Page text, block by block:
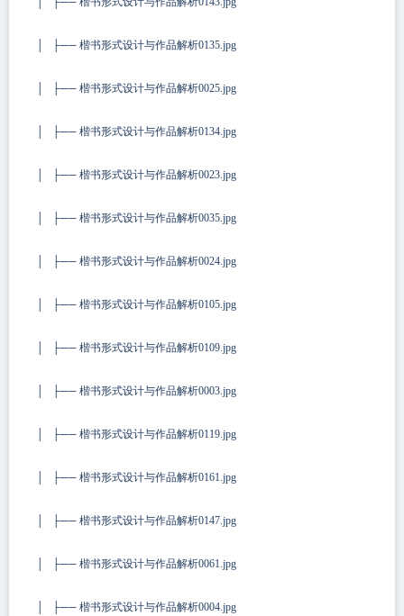
│ ├── 楷书形式设计与作品解析0135.jpg
│ ├── 楷书形式设计与作品解析0025.jpg
│ ├── 楷书形式设计与作品解析0134.jpg
│ ├── 楷书形式设计与作品解析0023.jpg
│ ├── 楷书形式设计与作品解析0035.jpg
│ ├── 楷书形式设计与作品解析0024.jpg
│ ├── 楷书形式设计与作品解析0105.jpg
│ ├── 楷书形式设计与作品解析0109.jpg
│ ├── 楷书形式设计与作品解析0003.jpg
│ ├── 楷书形式设计与作品解析0119.jpg
│ ├── 楷书形式设计与作品解析0161.jpg
│ ├── 楷书形式设计与作品解析0147.jpg
│ ├── 楷书形式设计与作品解析0061.jpg
│ ├── 楷书形式设计与作品解析0004.jpg